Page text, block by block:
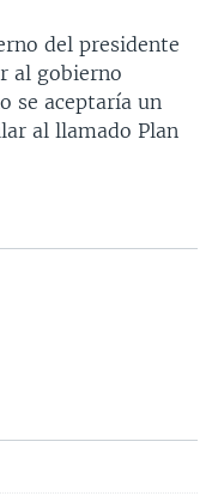
del presidente
al gobierno
se aceptaría un
al llamado Plan